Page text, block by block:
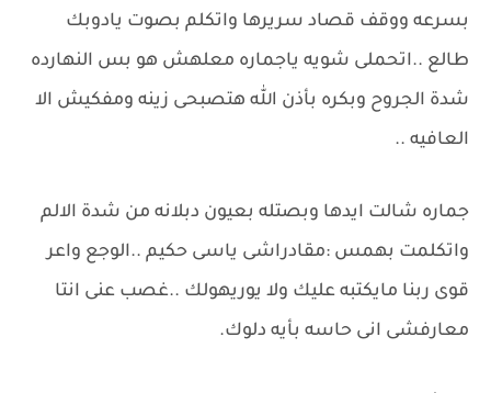
بسرعه ووقف قصاد سريرها واتكلم بصوت يادوبك
طالع ..اتحملى شويه ياجماره معلهش هو بس النهارده
شدة الجروح وبكره بأذن الله هتصبحى زينه ومفكيش الا
العافيه ..
جماره شالت ايدها وبصتله بعيون دبلانه من شدة الالم
واتكلمت بهمس :مقادراشى ياسى حكيم ..الوجع واعر
قوى ربنا مايكتبه عليك ولا يوريهولك ..غصب عنى انتا
معارفشى انى حاسه بأيه دلوك.